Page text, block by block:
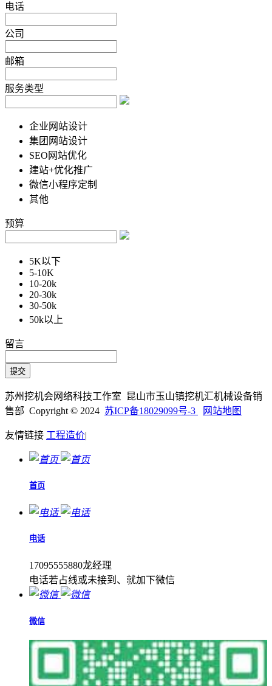
电话
公司
邮箱
服务类型
企业网站设计
集团网站设计
SEO网站优化
建站+优化推广
微信小程序定制
其他
预算
5K以下
5-10K
10-20k
20-30k
30-50k
50k以上
留言
苏州挖机会网络科技工作室 昆山市玉山镇挖机汇机械设备销
售部 Copyright © 2024 苏ICP备18029099号-3 网站地图
友情链接 工程造价|
首页
电话
17095555880龙经理
电话若占线或未接到、就加下微信
微信